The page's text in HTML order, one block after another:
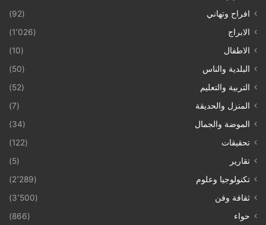
افراح وتهاني
(92)
الابراج
(1٬026)
الاطفال
(10)
البلدية والناس
(50)
التربية والتعليم
(52)
المنزل والحديقة
(7)
الموضة والجمال
(34)
تحقيقات
(122)
تقارير
(5)
تكنولوجيا وعلوم
(2٬289)
ثقافة وفن
(3٬500)
حواء
(866)